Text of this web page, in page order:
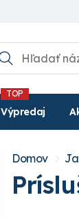
Výpredaj
Domov